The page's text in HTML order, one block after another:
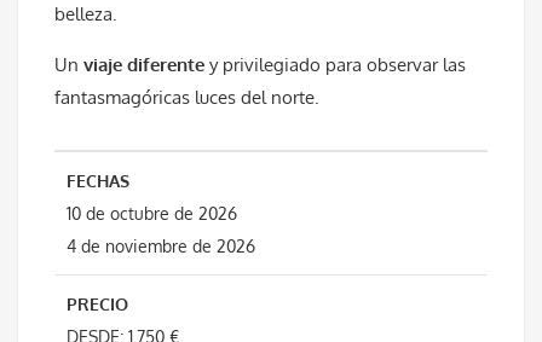
belleza.
Un viaje diferente y privilegiado para observar las
fantasmagóricas luces del norte.
FECHAS
10 de octubre de 2026
4 de noviembre de 2026
PRECIO
DESDE: 1.750 €